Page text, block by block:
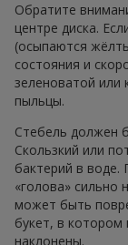
Обратите
центре диска.
(осыпаются
состояния и
зеленоватой или
пыльцы.
Стебель должен
Скользкий или
бактерий в
«голова» сильно
может быть
букет, в котором
наклонены.